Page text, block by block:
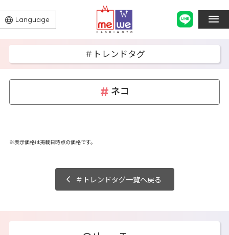
Language
＃トレンドタグ
ネコ
※表示価格は掲載日時点の価格です。
＃トレンドタグ一覧へ戻る